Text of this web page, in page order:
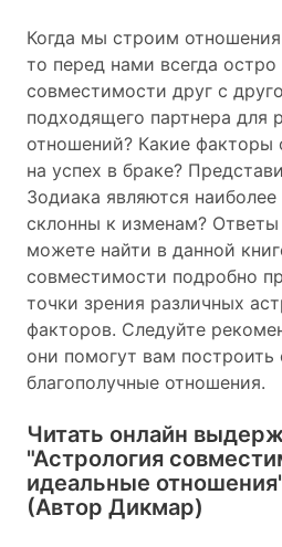
Когда мы строим
то перед нами всегда остро
совместимости друг с
подходящего партнера для
отношений? Какие факторы
на успех в браке?
Зодиака являются
склонны к изменам?
можете найти в данной
совместимости подробно
точки зрения различных
факторов. Следуйте
они помогут вам построить
благополучные отношения.
Читать онлайн
"Астрология
идеальные
(Автор Дикмар)